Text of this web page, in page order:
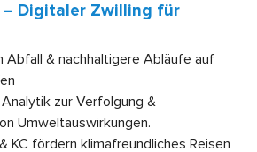
– Digitaler Zwilling für
Abfall & nachhaltigere Abläufe auf
zur Verfolgung &
Umweltauswirkungen.
KC fördern klimafreundliches Reisen